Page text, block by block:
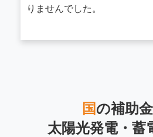
りませんでした。
国の補助
太陽光発電・蓄